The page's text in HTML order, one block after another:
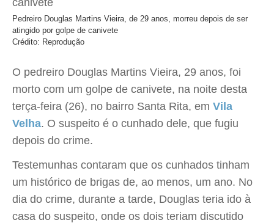
Pedreiro Douglas Martins Vieira, de 29 anos, morreu depois de ser
atingido por golpe de canivete
Crédito: Reprodução
O pedreiro Douglas Martins Vieira, 29 anos, foi
morto com um golpe de canivete, na noite desta
terça-feira (26), no bairro Santa Rita, em Vila
Velha. O suspeito é o cunhado dele, que fugiu
depois do crime.
Testemunhas contaram que os cunhados tinham
um histórico de brigas de, ao menos, um ano. No
dia do crime, durante a tarde, Douglas teria ido à
casa do suspeito, onde os dois teriam discutido